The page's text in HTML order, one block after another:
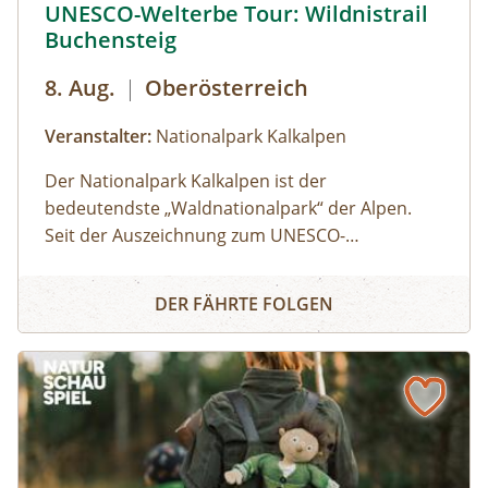
augenscheinlich, wie technisch perfekte Fotos
durch das gezielte Zusammenspiel von Bildidee,
Öffentliche Verkehrsmittel
UNESCO-Welterbe Tour: Wildnistrail
Buchensteig
8. Aug. | Oberösterreich
Veranstalter: Nationalpark Kalkalpen
Der Nationalpark Kalkalpen ist der
bedeutendste „Waldnationalpark“ der Alpen.
Seit der Auszeichnung zum UNESCO-
Teil eines europaweiten Projekts zum Schutz der
letzten verbliebenen Buchenurwälder. Diese
Lebensräumen sind ein Naturschatz. Hier finden
Urwaldarten, wie der Alpenbockkäfer und der
Weißrückenspecht, ein Zuhause.
UNESCO-Welterbe Tour: Wildnistrail Buchensteig
DER FÄHRTE FOLGEN